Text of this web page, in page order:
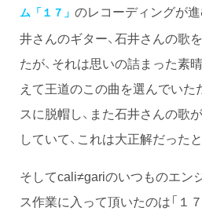
ム「１７」 のレコーディングが
井さんのギター、石井さんの歌
たが、それは思いの詰まった素
えて王道のこの曲を選んでい
スに脱帽し、また石井さんの歌
していて、これは大正解だった
そしてcali≠gariのいつものエン
ス作業に入って頂いたのは「１